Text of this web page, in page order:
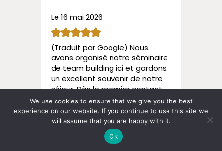
Le 16 mai 2026
(Traduit par Google) Nous
avons organisé notre séminaire
de team building ici et gardons
un excellent souvenir de notre
séjour. Dès le premier contact,
la communication concernant la
réservation s’est déroulée de
manière très fluide et agréable.
Nous avons également reçu
d’excellents conseils sur la
We use cookies to ensure that we give you the best
experience on our website. If you continue to use this site we
will assume that you are happy with it.
Ok